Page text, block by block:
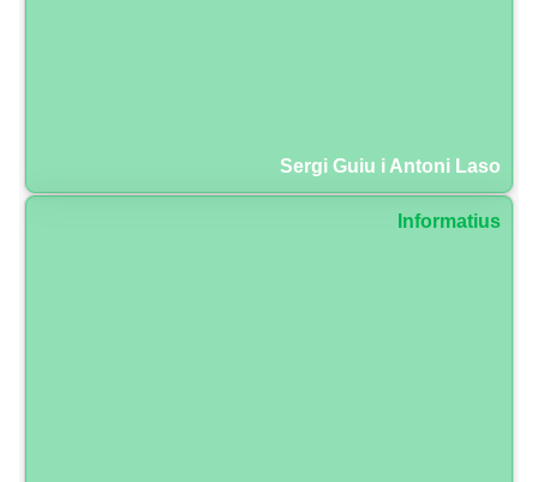
Sergi Guiu i Antoni Laso
Informatius